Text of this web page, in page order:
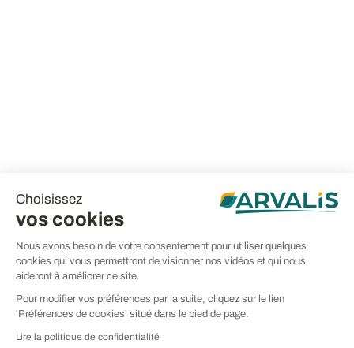
Choisissez
vos cookies
Nous avons besoin de votre consentement pour utiliser quelques
cookies qui vous permettront de visionner nos vidéos et qui nous
aideront à améliorer ce site.
Pour modifier vos préférences par la suite, cliquez sur le lien
'Préférences de cookies' situé dans le pied de page.
Lire la politique de confidentialité